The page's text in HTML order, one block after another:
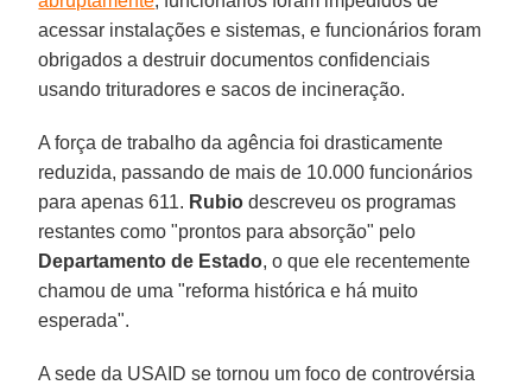
acessar instalações e sistemas, e funcionários foram
obrigados a destruir documentos confidenciais
usando trituradores e sacos de incineração.
A força de trabalho da agência foi drasticamente
reduzida, passando de mais de 10.000 funcionários
para apenas 611. Rubio descreveu os programas
restantes como "prontos para absorção" pelo
Departamento de Estado, o que ele recentemente
chamou de uma "reforma histórica e há muito
esperada".
A sede da USAID se tornou um foco de controvérsia